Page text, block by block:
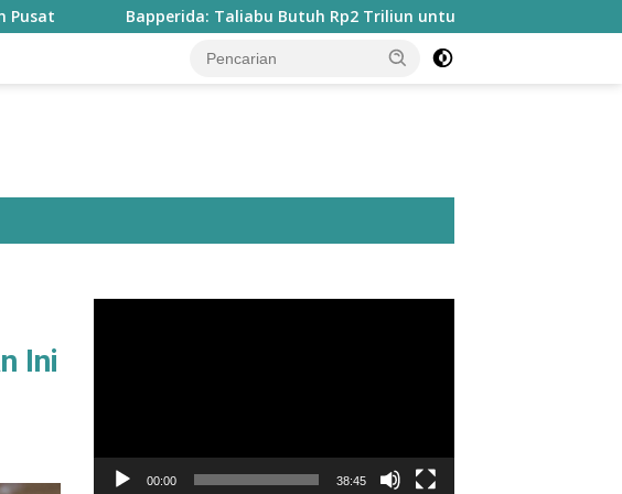
Bapperida: Taliabu Butuh Rp2 Triliun untuk Tuntaskan Infrastruktur
Ini
00:00 38:45